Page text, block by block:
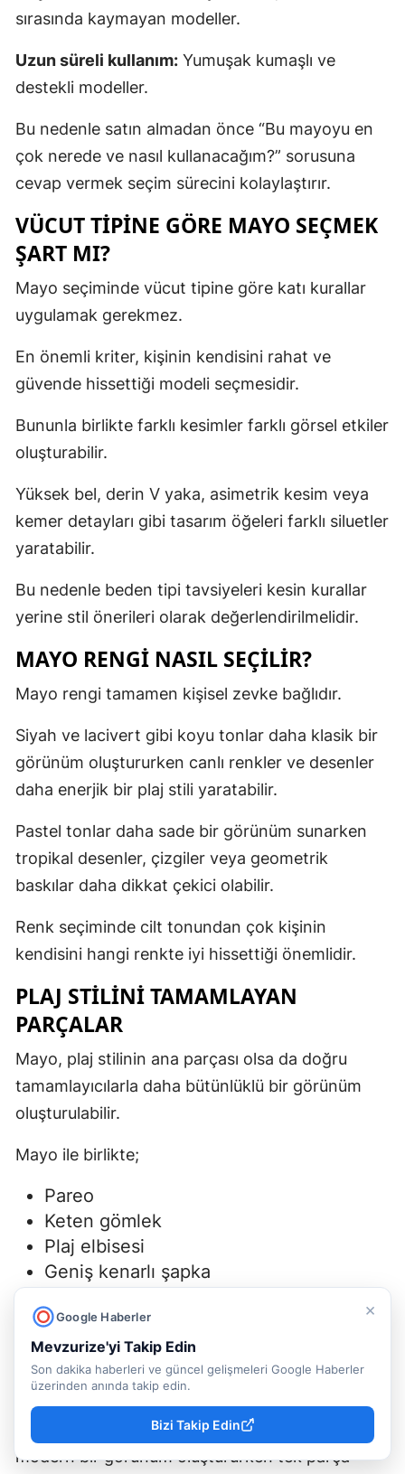
×
Google Haberler
Mevzurize'yi Takip Edin
Son dakika haberleri ve güncel gelişmeleri Google Haberler
üzerinden anında takip edin.
Bizi Takip Edin
sırasında kaymayan modeller.
Uzun süreli kullanım: Yumuşak kumaşlı ve
destekli modeller.
Bu nedenle satın almadan önce “Bu mayoyu en
çok nerede ve nasıl kullanacağım?” sorusuna
cevap vermek seçim sürecini kolaylaştırır.
VÜCUT TIPINE GÖRE MAYO SEÇMEK
ŞART MI?
Mayo seçiminde vücut tipine göre katı kurallar
uygulamak gerekmez.
En önemli kriter, kişinin kendisini rahat ve
güvende hissettiği modeli seçmesidir.
Bununla birlikte farklı kesimler farklı görsel etkiler
oluşturabilir.
Yüksek bel, derin V yaka, asimetrik kesim veya
kemer detayları gibi tasarım öğeleri farklı siluetler
yaratabilir.
Bu nedenle beden tipi tavsiyeleri kesin kurallar
yerine stil önerileri olarak değerlendirilmelidir.
MAYO RENGI NASIL SEÇILIR?
Mayo rengi tamamen kişisel zevke bağlıdır.
Siyah ve lacivert gibi koyu tonlar daha klasik bir
görünüm oluştururken canlı renkler ve desenler
daha enerjik bir plaj stili yaratabilir.
Pastel tonlar daha sade bir görünüm sunarken
tropikal desenler, çizgiler veya geometrik
baskılar daha dikkat çekici olabilir.
Renk seçiminde cilt tonundan çok kişinin
kendisini hangi renkte iyi hissettiği önemlidir.
PLAJ STILINI TAMAMLAYAN
PARÇALAR
Mayo, plaj stilinin ana parçası olsa da doğru
tamamlayıcılarla daha bütünlüklü bir görünüm
oluşturulabilir.
Mayo ile birlikte;
Pareo
Keten gömlek
Plaj elbisesi
Geniş kenarlı şapka
Plaj çantası
Sandalet veya terlik
gibi parçalar kullanılabilir.
Özellikle straplez mayo sade aksesuarlarla
modern bir görünüm oluştururken tek parça